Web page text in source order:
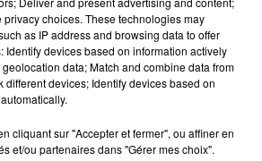
: plus de 18 000
visités en juillet 2026,
choices. These technologies may
as IP address and browsing data to offer
Identify devices based on information actively
data; Match and combine data from
different devices; Identify devices based on
cliquant sur "Accepter et fermer", ou affiner en
et/ou partenaires dans "Gérer mes choix".